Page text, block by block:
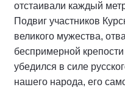
отстаивали каждый
Подвиг участников
великого мужества,
беспримерной
убедился в силе
нашего народа, его